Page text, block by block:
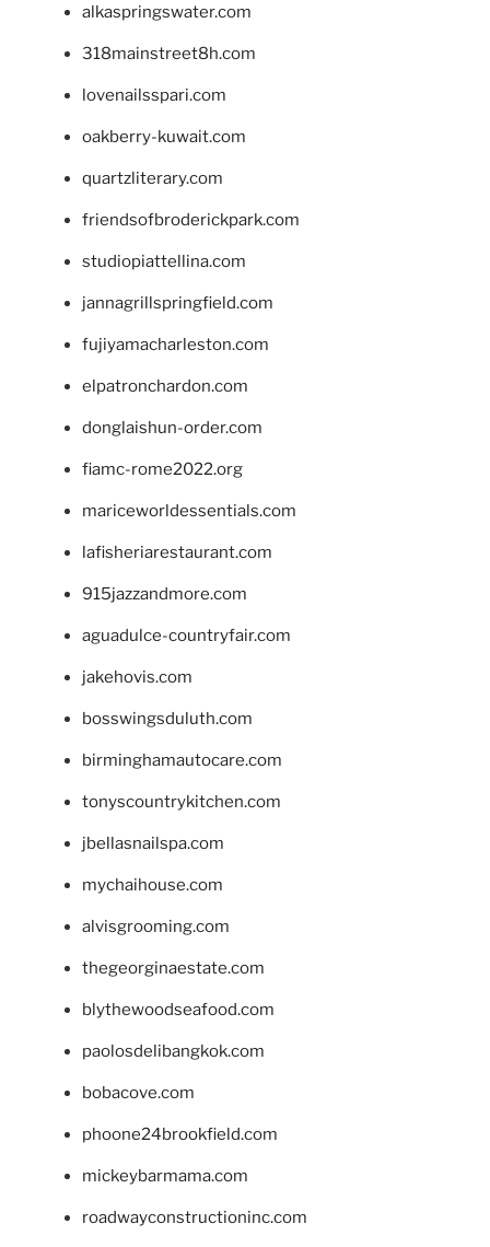
alkaspringswater.com
318mainstreet8h.com
lovenailsspari.com
oakberry-kuwait.com
quartzliterary.com
friendsofbroderickpark.com
studiopiattellina.com
jannagrillspringfield.com
fujiyamacharleston.com
elpatronchardon.com
donglaishun-order.com
fiamc-rome2022.org
mariceworldessentials.com
lafisheriarestaurant.com
915jazzandmore.com
aguadulce-countryfair.com
jakehovis.com
bosswingsduluth.com
birminghamautocare.com
tonyscountrykitchen.com
jbellasnailspa.com
mychaihouse.com
alvisgrooming.com
thegeorginaestate.com
blythewoodseafood.com
paolosdelibangkok.com
bobacove.com
phoone24brookfield.com
mickeybarmama.com
roadwayconstructioninc.com